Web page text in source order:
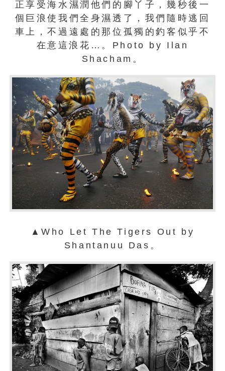
正享受海水濕潤他們的腳丫子，幾秒後一
個巨浪使我們全身濕透了，我們隨時逃回
車上，不過遠處的那位孤獨的釣客似乎不
在意這浪花…。Photo by Ilan
Shacham。
▲Who Let The Tigers Out by
Shantanuu Das。